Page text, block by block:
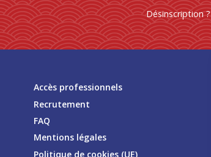
Désinscription ?
Accès professionnels
Recrutement
FAQ
Mentions légales
Politique de cookies (UE)